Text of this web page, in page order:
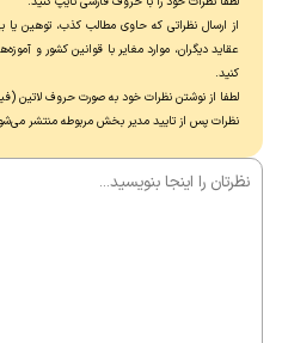
از ارسال نظراتی که حاوی مطالب کذب، توهین
عقاید دیگران، موارد مغایر با قوانین کشور و
کنید.
لطفا از نوشتن نظرات خود به صورت حروف لاتین
نظرات پس از تایید مدیر بخش مربوطه منتشر